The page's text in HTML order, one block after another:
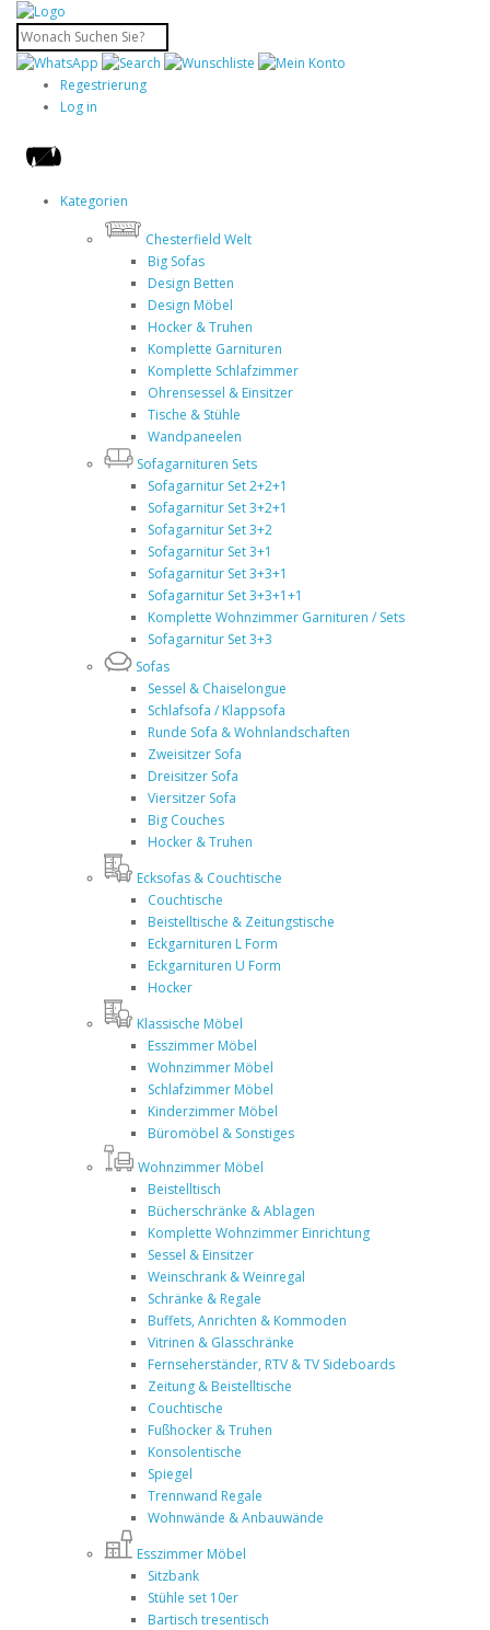
Regestrierung
Log in
Kategorien
Chesterfield Welt
Big Sofas
Design Betten
Design Möbel
Hocker & Truhen
Komplette Garnituren
Komplette Schlafzimmer
Ohrensessel & Einsitzer
Tische & Stühle
Wandpaneelen
Sofagarnituren Sets
Sofagarnitur Set 2+2+1
Sofagarnitur Set 3+2+1
Sofagarnitur Set 3+2
Sofagarnitur Set 3+1
Sofagarnitur Set 3+3+1
Sofagarnitur Set 3+3+1+1
Komplette Wohnzimmer Garnituren / Sets
Sofagarnitur Set 3+3
Sofas
Sessel & Chaiselongue
Schlafsofa / Klappsofa
Runde Sofa & Wohnlandschaften
Zweisitzer Sofa
Dreisitzer Sofa
Viersitzer Sofa
Big Couches
Hocker & Truhen
Ecksofas & Couchtische
Couchtische
Beistelltische & Zeitungstische
Eckgarnituren L Form
Eckgarnituren U Form
Hocker
Klassische Möbel
Esszimmer Möbel
Wohnzimmer Möbel
Schlafzimmer Möbel
Kinderzimmer Möbel
Büromöbel & Sonstiges
Wohnzimmer Möbel
Beistelltisch
Bücherschränke & Ablagen
Komplette Wohnzimmer Einrichtung
Sessel & Einsitzer
Weinschrank & Weinregal
Schränke & Regale
Buffets, Anrichten & Kommoden
Vitrinen & Glasschränke
Fernseherständer, RTV & TV Sideboards
Zeitung & Beistelltische
Couchtische
Fußhocker & Truhen
Konsolentische
Spiegel
Trennwand Regale
Wohnwände & Anbauwände
Esszimmer Möbel
Sitzbank
Stühle set 10er
Bartisch tresentisch